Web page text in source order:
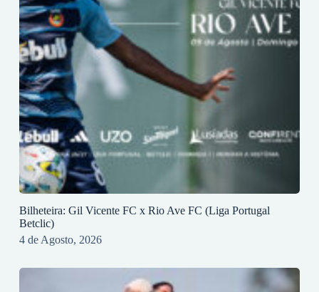
Bilheteira: Gil Vicente FC x Rio Ave FC (Liga Portugal
Betclic)
4 de Agosto, 2026